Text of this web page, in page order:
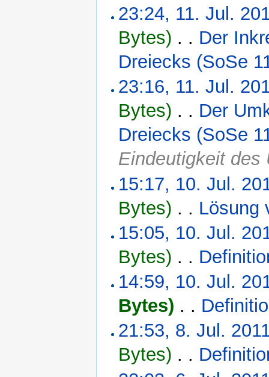
23:24, 11. Jul.
Bytes) . . Der
Dreiecks (SoSe
23:16, 11. Jul.
Bytes) . . Der
Dreiecks (SoSe
Eindeutigkeit des
15:17, 10. Jul.
Bytes) . . Lösung
15:05, 10. Jul.
Bytes) . .
14:59, 10. Jul.
Bytes) . .
21:53, 8. Jul.
Bytes) . .